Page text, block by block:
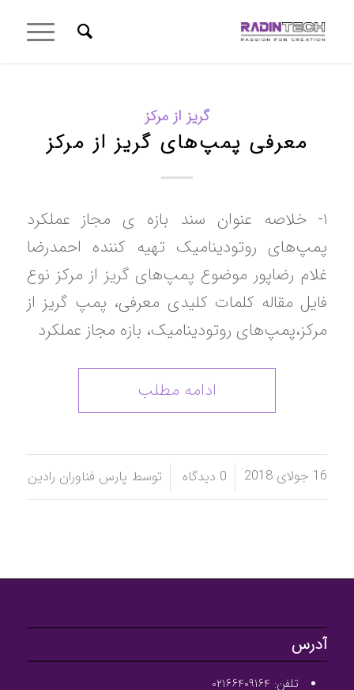
گریز از مرکز
معرفی پمپ‌های گریز از مرکز
۱- خلاصه عنوان سند بازه ی مجاز عملکرد
پمپ‌های روتودینامیک تهیه کننده احمدرضا
غلام رضاپور موضوع پمپ‌های گریز از مرکز نوع
فایل مقاله کلمات کلیدی معرفی، پمپ گریز از
مرکز،پمپ‌های روتودینامیک، بازه مجاز عملکرد
ادامه مطلب
16 جولای 2018 / 0 دیدگاه
/ توسط پارس فناوران رادین
آدرس
تلفن: ۰۲۱۶۶۴۰۹۱۶۴